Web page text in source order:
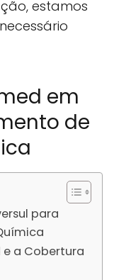
estamos
em
de
para
e a Cobertura